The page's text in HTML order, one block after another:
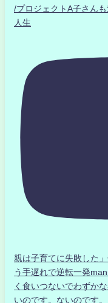
/プロジェクトA子さん
人生
親は子育てに失敗した
う手遅れで逆転一発
く食いつないでわずか
いのです。ないのです。